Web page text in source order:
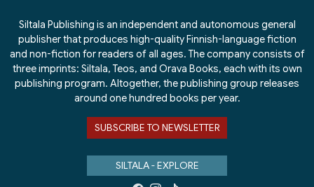
Siltala Publishing is an independent and autonomous general
publisher that produces high-quality Finnish-language fiction
and non-fiction for readers of all ages. The company consists of
three imprints: Siltala, Teos, and Orava Books, each with its own
publishing program. Altogether, the publishing group releases
around one hundred books per year.
SUBSCRIBE TO NEWSLETTER
SILTALA - EXPLORE